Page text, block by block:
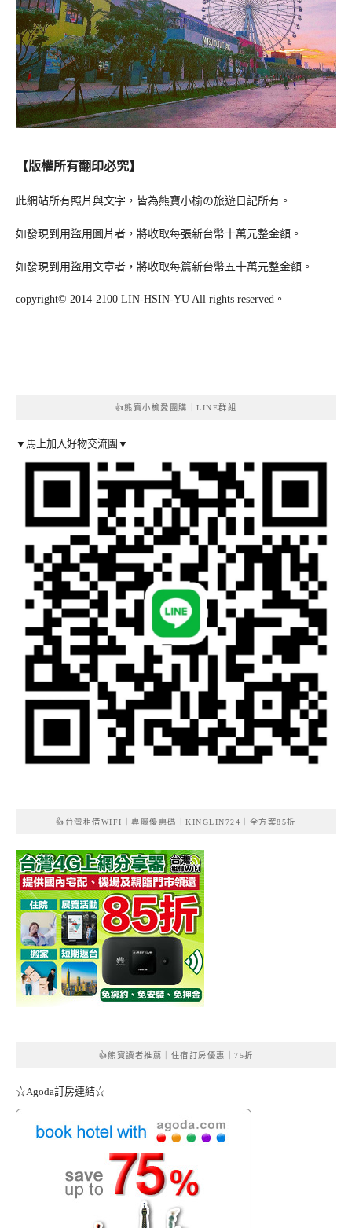
【版權所有翻印必究】
此網站所有照片與文字，皆為熊寶小榆の旅遊日記所有。
如發現到用盜用圖片者，將收取每張新台幣十萬元整金額。
如發現到用盜用文章者，將收取每篇新台幣五十萬元整金額。
copyright© 2014-2100 LIN-HSIN-YU All rights reserved。
👍熊寶小榆愛團購｜LINE群組
▼馬上加入好物交流團▼
👍台灣租借WIFI｜專屬優惠碼｜KINGLIN724｜全方案85折
👍熊寶讀者推薦｜住宿訂房優惠｜75折
☆Agoda訂房連結☆